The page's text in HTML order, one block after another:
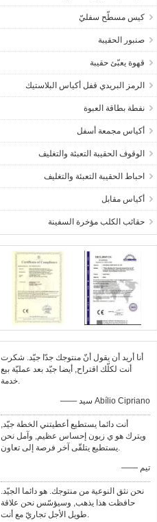
كيس مسطّح سفليّ
صنبور الحقيبة
قهوة يعبّئ حقيبة
الرمز البريدي قفل أكياس البلاستيك
نفطة بطاقة العبوة
أكياس مجمعة أسفل
الوقوف الحقيبة التعبئة والتغليف
احباط الحقيبة التعبئة والتغليف
أكياس مقابل
حقائب الكلب مؤخرة السفينة
أنا أريد أن يقول أنّ منتوجك جدّا جيّد. شكرت
أنت لكلّك اقتراح, أيضا جيّد بعد عمليّة بيع
خدمة.
—— سيد Abílio Cipriano
أنت دائما يستطيع أعطيتني الخطة جيّد,
ويترك هو ي زبون إحساس عظيم, وآمل نحن
يستطيع يتلقّى آخر فرصة إلى تعاون.
—— تيم
نحن نثق النوعية من منتوجك. هو دائما الجيّد.
حافظت هذا يذهب, وسيؤسّس نحن علاقة
طويل الأجل تجاريّ مع أنت.